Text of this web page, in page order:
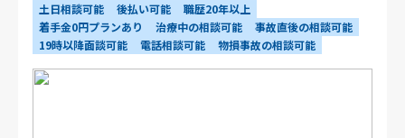
土日相談可能 後払い可能
職歴20年以上
着手金0円プランあり
治療中の相談可能
事故直後の相談可能
19時以降面談可能
電話相談可能 物損事故の相談可能